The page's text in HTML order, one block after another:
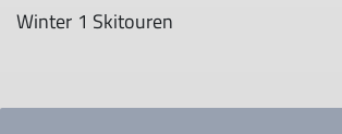
Winter 1 Skitouren